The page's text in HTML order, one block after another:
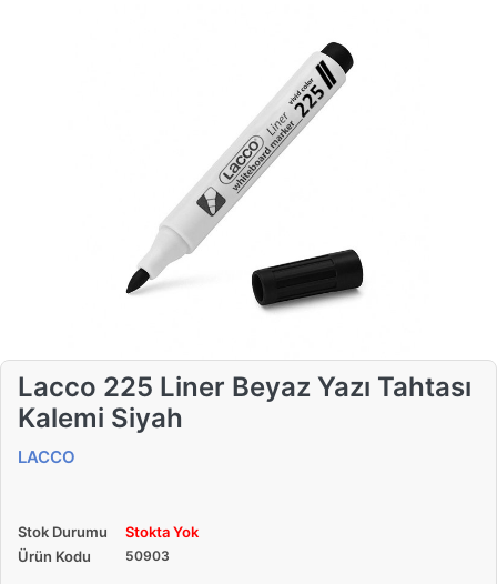
Lacco 225 Liner Beyaz Yazı Tahtası
Kalemi Siyah
LACCO
Stok Durumu
Stokta Yok
Ürün Kodu
50903